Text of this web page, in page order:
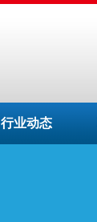
行业动态